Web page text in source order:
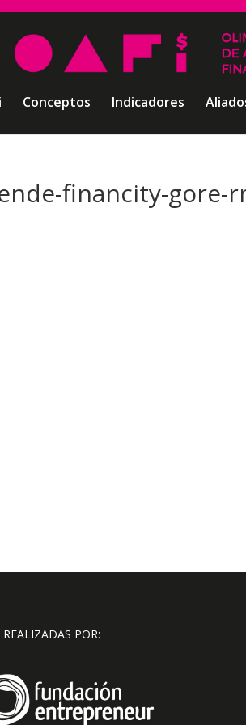
Conceptos Indicadores
financity-gore-
POR: